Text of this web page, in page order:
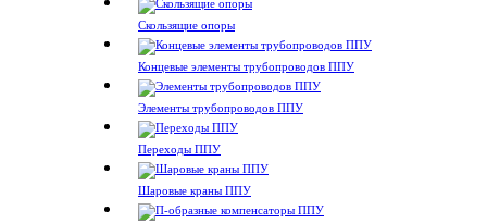
Скользящие опоры
Концевые элементы трубопроводов ППУ
Элементы трубопроводов ППУ
Переходы ППУ
Шаровые краны ППУ